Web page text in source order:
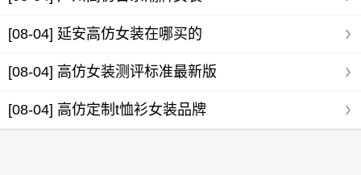
[08-04] 延安高仿女装在哪买的
[08-04] 高仿女装测评标准最新版
[08-04] 高仿定制t恤衫女装品牌